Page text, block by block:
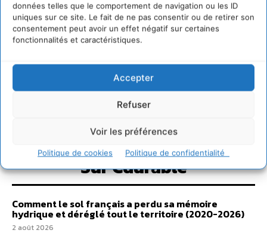
données telles que le comportement de navigation ou les ID
uniques sur ce site. Le fait de ne pas consentir ou de retirer son
consentement peut avoir un effet négatif sur certaines
fonctionnalités et caractéristiques.
Accepter
Refuser
Voir les préférences
Politique de cookies Politique de confidentialité
Sur Cdurable
Comment le sol français a perdu sa mémoire
hydrique et déréglé tout le territoire (2020-2026)
2 août 2026